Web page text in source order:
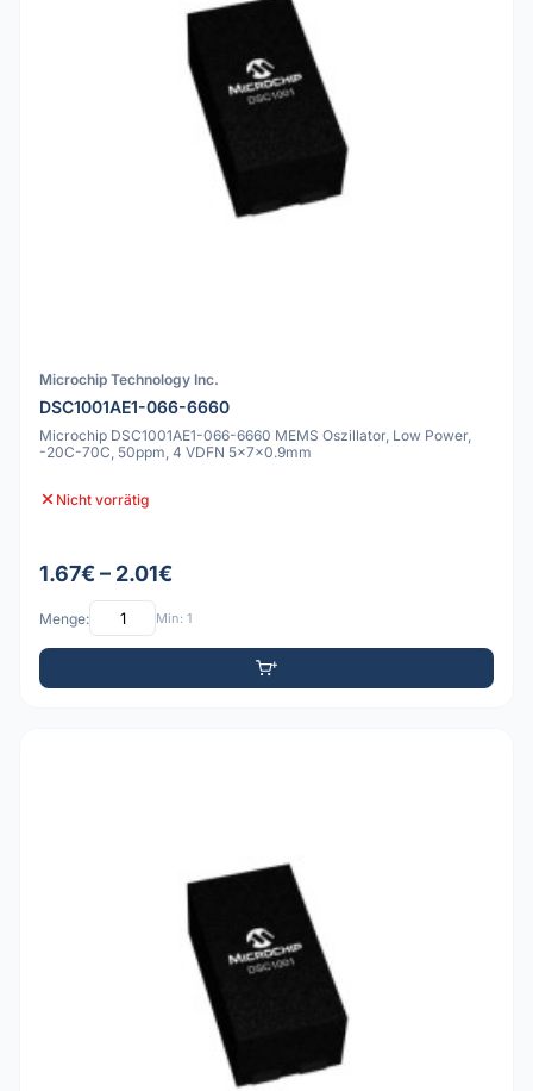
Microchip Technology Inc.
DSC1001AE1-066-6660
Microchip DSC1001AE1-066-6660 MEMS Oszillator, Low Power,
-20C-70C, 50ppm, 4 VDFN 5x7x0.9mm
Nicht vorrätig
1.67€ – 2.01€
Menge: Min: 1